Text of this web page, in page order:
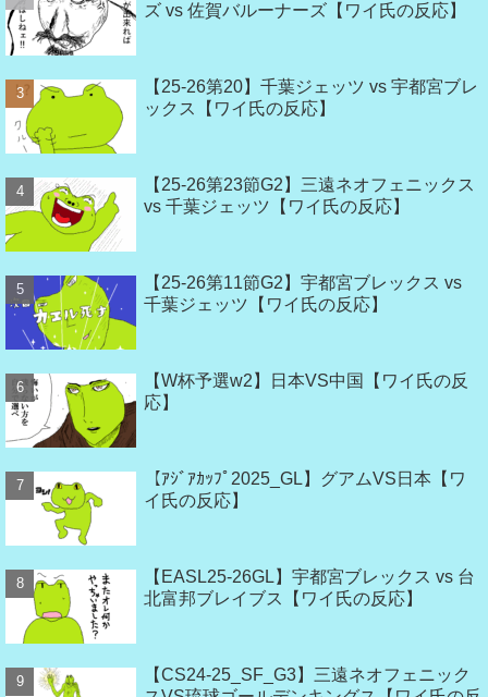
ズ vs 佐賀バルーナーズ【ワイ氏の反応】
【25-26第20】千葉ジェッツ vs 宇都宮ブレ
ックス【ワイ氏の反応】
【25-26第23節G2】三遠ネオフェニックス
vs 千葉ジェッツ【ワイ氏の反応】
【25-26第11節G2】宇都宮ブレックス vs
千葉ジェッツ【ワイ氏の反応】
【W杯予選w2】日本VS中国【ワイ氏の反
応】
【ｱｼﾞｱｶｯﾌﾟ2025_GL】グアムVS日本【ワ
イ氏の反応】
【EASL25-26GL】宇都宮ブレックス vs 台
北富邦ブレイブス【ワイ氏の反応】
【CS24-25_SF_G3】三遠ネオフェニック